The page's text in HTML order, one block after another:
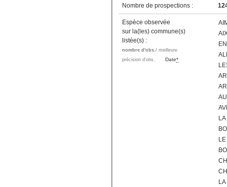
Nombre de prospections :
Espèce observée
sur la(les) commune(s)
listée(s) :
nombre d'obs./ meilleure
précision d'obs.
Date*